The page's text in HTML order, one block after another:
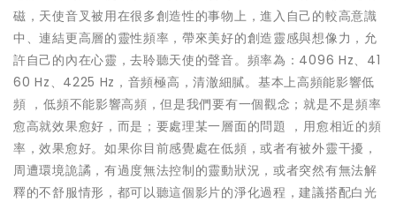
磁，天使音叉被用在很多創造性的事物上，進入自己的較高意識
中、連結更高層的靈性頻率，帶來美好的創造靈感與想像力，允
許自己的內在心靈，去聆聽天使的聲音。頻率為：4096 Hz、41
60 Hz、4225 Hz，音頻極高，清澈細膩。基本上高頻能影響低
頻 ，低頻不能影響高頻，但是我們要有一個觀念；就是不是頻率
愈高就效果愈好，而是；要處理某一層面的問題 ，用愈相近的頻
率，效果愈好。如果你目前感覺處在低頻，或者有被外靈干擾，
周遭環境詭譎，有過度無法控制的靈動狀況，或者突然有無法解
釋的不舒服情形，都可以聽這個影片的淨化過程，建議搭配白光